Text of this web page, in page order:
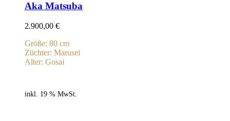
Aka Matsuba
2.900,00 €
Größe: 80 cm
Züchter: Marusei
Alter: Gosai
inkl. 19 % MwSt.